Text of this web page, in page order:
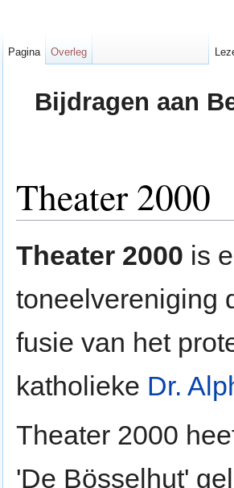
Bijdragen aan
Theater 2000
Theater 2000 is
toneelvereniging
fusie van het
katholieke Dr.
Theater 2000
'De Bösselhut'
Pagina Overleg